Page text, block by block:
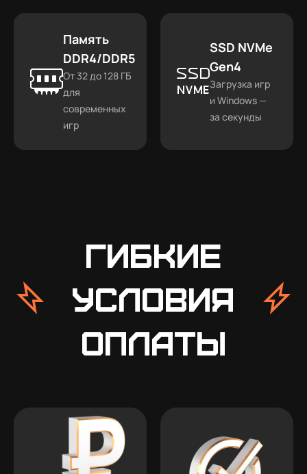
Память
DDR4/DDR5
От 32 до 128 ГБ
для
современных
игр
SSD NVMe
Gen4
Загрузка игр
и Windows —
за секунды
Гибкие
условия
оплаты